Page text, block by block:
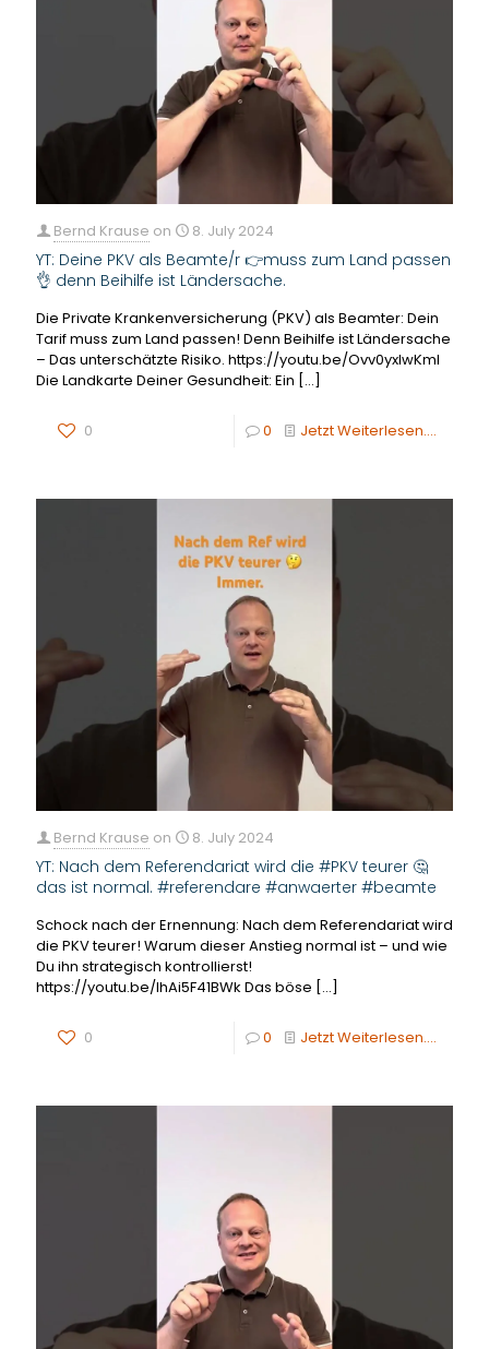
Bernd Krause on 8. July 2024
YT: Deine PKV als Beamte/r 👉muss zum Land passen
👌 denn Beihilfe ist Ländersache.
Die Private Krankenversicherung (PKV) als Beamter: Dein
Tarif muss zum Land passen! Denn Beihilfe ist Ländersache
– Das unterschätzte Risiko. https://youtu.be/Ovv0yxlwKmI
Die Landkarte Deiner Gesundheit: Ein […]
0 0 Jetzt Weiterlesen....
Bernd Krause on 8. July 2024
YT: Nach dem Referendariat wird die #PKV teurer 🤔
das ist normal. #referendare #anwaerter #beamte
Schock nach der Ernennung: Nach dem Referendariat wird
die PKV teurer! Warum dieser Anstieg normal ist – und wie
Du ihn strategisch kontrollierst!
https://youtu.be/lhAi5F41BWk Das böse […]
0 0 Jetzt Weiterlesen....